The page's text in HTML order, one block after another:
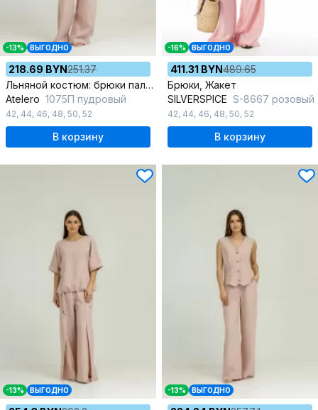
-13% ВЫГОДНО
218.69 BYN251.37
Льняной костюм: брюки палаццо и короткая блуза с складками
Atelero 1075П пудровый
42, 44, 46, 48, 50, 52
В корзину
-16% ВЫГОДНО
411.31 BYN489.65
Брюки, Жакет
SILVERSPICE S-8667 розовый
42, 44, 46, 48, 50, 52
В корзину
-13% ВЫГОДНО -13% ВЫГОДНО